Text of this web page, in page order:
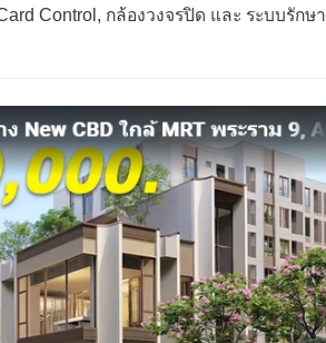
Control, กล้องวงจรปิด และ ระบบรักษา